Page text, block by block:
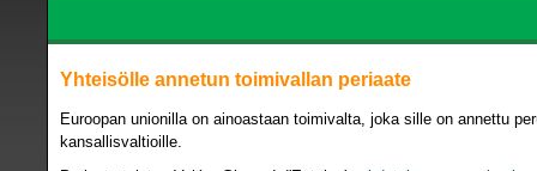
Yhteisölle annetun toimivallan periaate
Euroopan unionilla on ainoastaan toimivalta, joka sille on annettu
kansallisvaltioille.